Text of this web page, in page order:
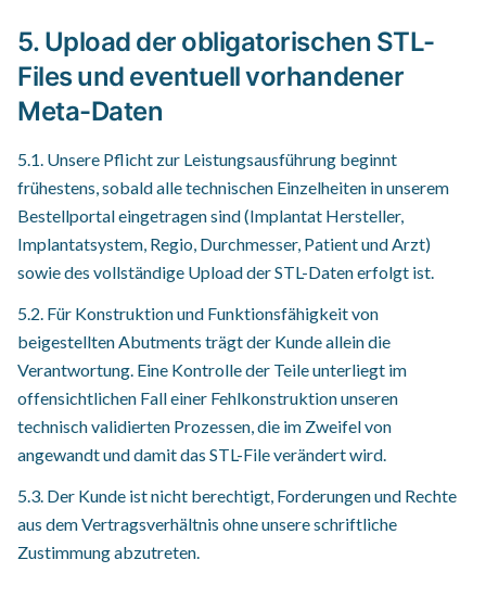
5. Upload der obligatorischen STL-
Files und eventuell vorhandener
Meta-Daten
5.1. Unsere Pflicht zur Leistungsausführung beginnt
frühestens, sobald alle technischen Einzelheiten in unserem
Bestellportal eingetragen sind (Implantat Hersteller,
Implantatsystem, Regio, Durchmesser, Patient und Arzt)
sowie des vollständige Upload der STL-Daten erfolgt ist.
5.2. Für Konstruktion und Funktionsfähigkeit von
beigestellten Abutments trägt der Kunde allein die
Verantwortung. Eine Kontrolle der Teile unterliegt im
offensichtlichen Fall einer Fehlkonstruktion unseren
technisch validierten Prozessen, die im Zweifel von
angewandt und damit das STL-File verändert wird.
5.3. Der Kunde ist nicht berechtigt, Forderungen und Rechte
aus dem Vertragsverhältnis ohne unsere schriftliche
Zustimmung abzutreten.